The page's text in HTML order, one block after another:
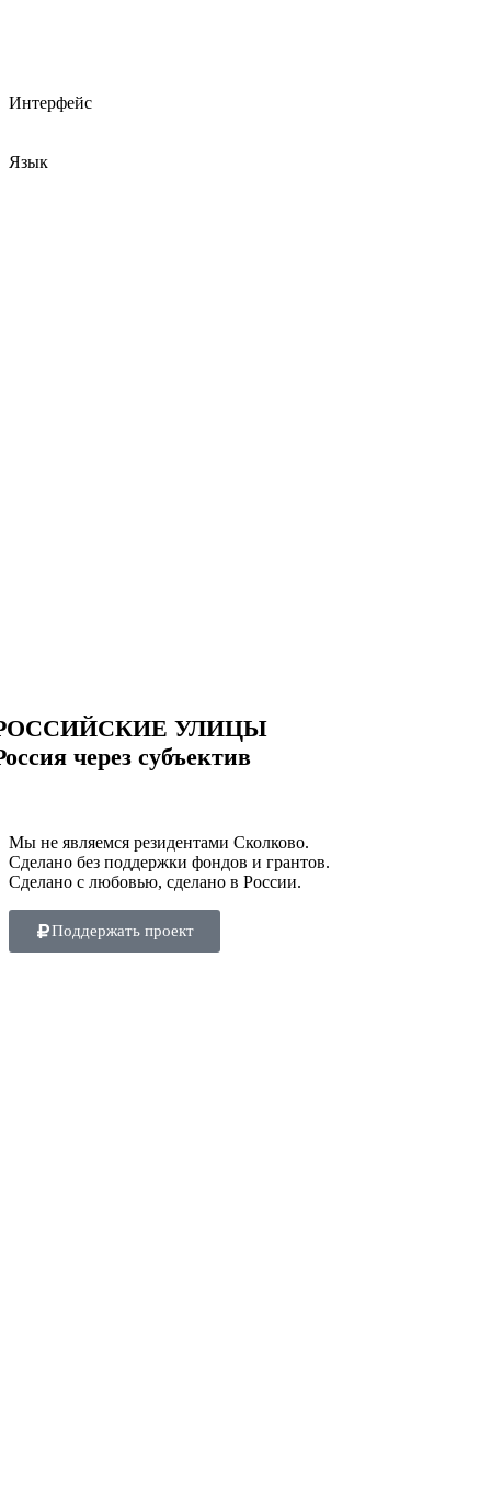
Интерфейс
Язык
УЛИЦЫ
через субъектив
Мы не являемся резидентами Сколково.
Сделано без поддержки фондов и грантов.
Сделано с любовью, сделано в России.
Поддержать проект